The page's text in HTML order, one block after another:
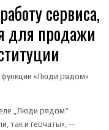
сервиса,
для продажи
функции «Люди рядом»
„Люди рядом“
так и геочаты», —